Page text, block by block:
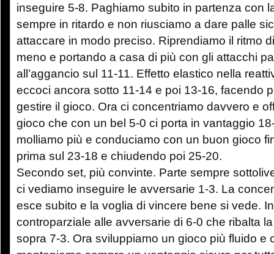
inseguire 5-8. Paghiamo subito in partenza con
sempre in ritardo e non riusciamo a dare palle
attaccare in modo preciso. Riprendiamo il ritmo
meno e portando a casa di più con gli attacchi
all’aggancio sul 11-11. Effetto elastico nella
eccoci ancora sotto 11-14 e poi 13-16, facendo
gestire il gioco. Ora ci concentriamo davvero e
gioco che con un bel 5-0 ci porta in vantaggio
molliamo più e conduciamo con un buon gioco
prima sul 23-18 e chiudendo poi 25-20.
Secondo set, più convinte. Parte sempre
ci vediamo inseguire le avversarie 1-3. La
esce subito e la voglia di vincere bene si vede.
controparziale alle avversarie di 6-0 che ribalta
sopra 7-3. Ora sviluppiamo un gioco più fluido e